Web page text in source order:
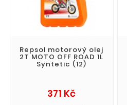
Repsol motorový olej
2T MOTO OFF ROAD 1L
Syntetic (12)
371 KčCena